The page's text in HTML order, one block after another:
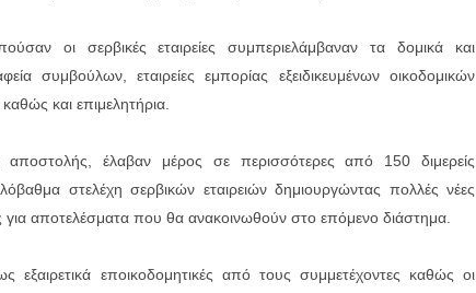
οι σερβικές εταιρείες συμπεριελάμβαναν τα δομικά και
συμβούλων, εταιρείες εμπορίας εξειδικευμένων οικοδομικών
και επιμελητήρια.
αποστολής, έλαβαν μέρος σε περισσότερες από 150 διμερείς
στελέχη σερβικών εταιρειών δημιουργώντας πολλές νέες
για αποτελέσματα που θα ανακοινωθούν στο επόμενο διάστημα.
εξαιρετικά εποικοδομητικές από τους συμμετέχοντες καθώς οι